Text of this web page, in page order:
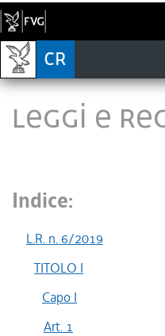
LEGGI E
Indice:
L.R. n. 6/2019
TITOLO I
Capo I
Art. 1